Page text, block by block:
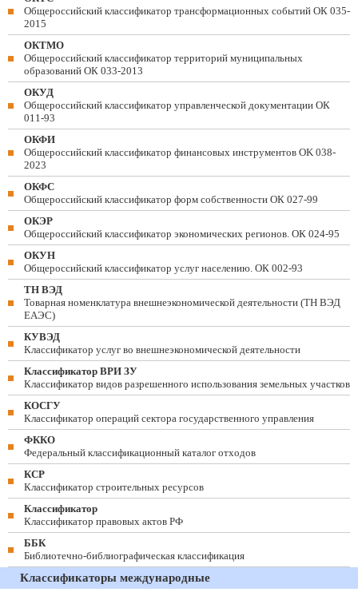
Общероссийский классификатор трансформационных событий ОК 035-
2015
ОКТМО
Общероссийский классификатор территорий муниципальных
образований ОК 033-2013
ОКУД
Общероссийский классификатор управленческой документации ОК
011-93
ОКФИ
Общероссийский классификатор финансовых инструментов OK 038-
2023
ОКФС
Общероссийский классификатор форм собственности ОК 027-99
ОКЭР
Общероссийский классификатор экономических регионов. ОК 024-95
ОКУН
Общероссийский классификатор услуг населению. ОК 002-93
ТН ВЭД
Товарная номенклатура внешнеэкономической деятельности (ТН ВЭД
ЕАЭС)
КУВЭД
Классификатор услуг во внешнеэкономической деятельности
Классификатор ВРИ ЗУ
Классификатор видов разрешенного использования земельных участков
КОСГУ
Классификатор операций сектора государственного управления
ФККО
Федеральный классификационный каталог отходов
КСР
Классификатор строительных ресурсов
Классификатор
Классификатор правовых актов РФ
ББК
Библиотечно-библиографическая классификация
Классификаторы международные